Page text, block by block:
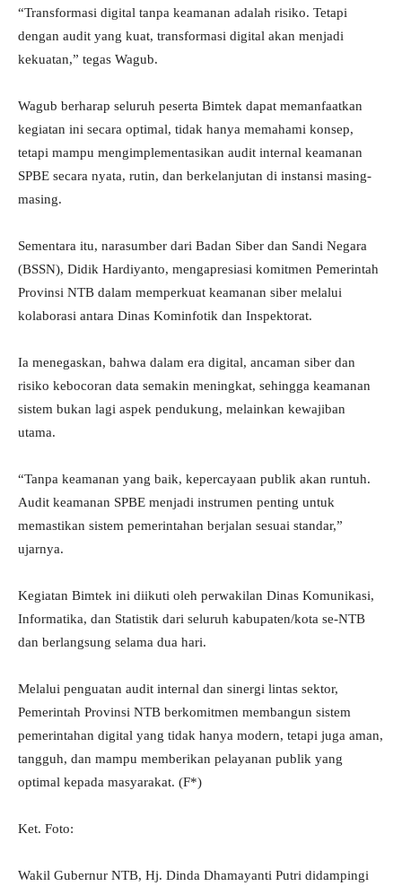
“Transformasi digital tanpa keamanan adalah risiko. Tetapi
dengan audit yang kuat, transformasi digital akan menjadi
kekuatan,” tegas Wagub.
Wagub berharap seluruh peserta Bimtek dapat memanfaatkan
kegiatan ini secara optimal, tidak hanya memahami konsep,
tetapi mampu mengimplementasikan audit internal keamanan
SPBE secara nyata, rutin, dan berkelanjutan di instansi masing-
masing.
Sementara itu, narasumber dari Badan Siber dan Sandi Negara
(BSSN), Didik Hardiyanto, mengapresiasi komitmen Pemerintah
Provinsi NTB dalam memperkuat keamanan siber melalui
kolaborasi antara Dinas Kominfotik dan Inspektorat.
Ia menegaskan, bahwa dalam era digital, ancaman siber dan
risiko kebocoran data semakin meningkat, sehingga keamanan
sistem bukan lagi aspek pendukung, melainkan kewajiban
utama.
“Tanpa keamanan yang baik, kepercayaan publik akan runtuh.
Audit keamanan SPBE menjadi instrumen penting untuk
memastikan sistem pemerintahan berjalan sesuai standar,”
ujarnya.
Kegiatan Bimtek ini diikuti oleh perwakilan Dinas Komunikasi,
Informatika, dan Statistik dari seluruh kabupaten/kota se-NTB
dan berlangsung selama dua hari.
Melalui penguatan audit internal dan sinergi lintas sektor,
Pemerintah Provinsi NTB berkomitmen membangun sistem
pemerintahan digital yang tidak hanya modern, tetapi juga aman,
tangguh, dan mampu memberikan pelayanan publik yang
optimal kepada masyarakat. (F*)
Ket. Foto:
Wakil Gubernur NTB, Hj. Dinda Dhamayanti Putri didampingi